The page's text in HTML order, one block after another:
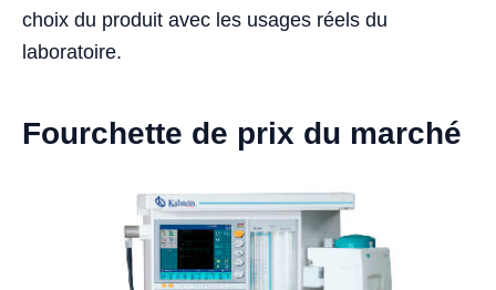
choix du produit avec les usages réels du
laboratoire.
Fourchette de prix du marché